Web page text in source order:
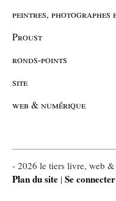
peintres,
Proust
ronds-points
site
web & numérique
- 2026 le tiers livre, web
Plan du site | Se connecter